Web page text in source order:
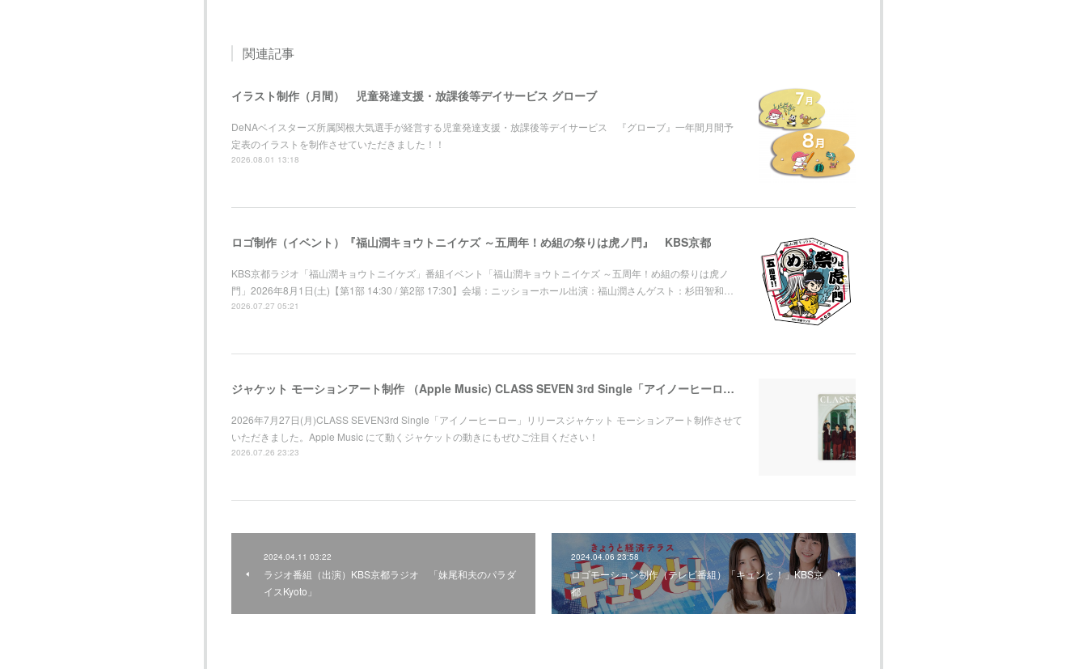
関連記事
イラスト制作（月間） 児童発達支援・放課後等デイサービス グローブ
DeNAベイスターズ所属関根大気選手が経営する児童発達支援・放課後等デイサービス 『グローブ』一年間月間予
定表のイラストを制作させていただきました！！
2026.08.01 13:18
ロゴ制作（イベント）『福山潤キョウトニイケズ ～五周年！め組の祭りは虎ノ門』 KBS京都
KBS京都ラジオ「福山潤キョウトニイケズ」番組イベント「福山潤キョウトニイケズ ～五周年！め組の祭りは虎ノ
門」2026年8月1日(土)【第1部 14:30 / 第2部 17:30】会場：ニッショーホール出演：福山潤さんゲスト：杉田智和…
2026.07.27 05:21
ジャケット モーションアート制作 （Apple Music) CLASS SEVEN 3rd Single「アイノーヒーロー」
2026年7月27日(月)CLASS SEVEN3rd Single「アイノーヒーロー」リリースジャケット モーションアート制作させて
いただきました。Apple Music にて動くジャケットの動きにもぜひご注目ください！
2026.07.26 23:23
2024.04.11 03:22
ラジオ番組（出演）KBS京都ラジオ 「妹尾和夫のパラダ
イスKyoto」
2024.04.06 23:58
ロゴモーション制作（テレビ番組）「キュンと！」KBS京
都